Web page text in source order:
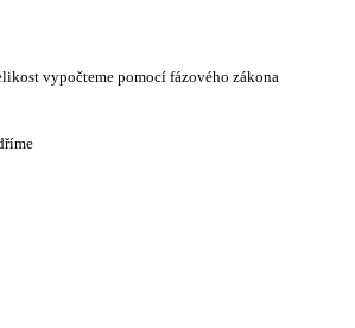
vypočteme pomocí fázového zákona